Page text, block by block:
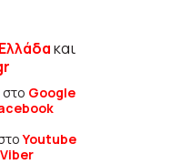
Ελλάδακαι
στο Google
Youtube
Viber